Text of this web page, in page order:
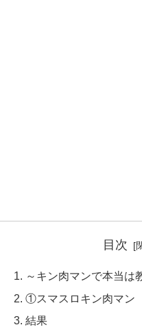
目次
～キン肉マンで本当は
①スマスロキン肉マン
結果